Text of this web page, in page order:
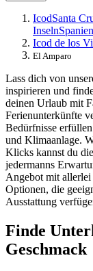
IcodSanta
InselnSpanien
Icod de los
El Amparo
Lass dich von
inspirieren und
deinen Urlaub mit
Ferienunterkünfte
Bedürfnisse
und Klimaanlage.
Klicks kannst du
jedermanns
Angebot mit
Optionen, die
Ausstattung
Finde
Geschmack